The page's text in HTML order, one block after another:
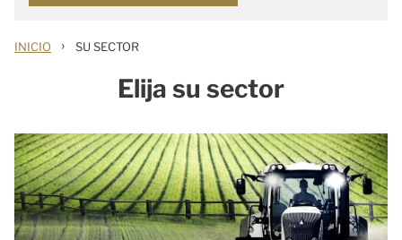
INICIO › SU SECTOR
Elija su sector